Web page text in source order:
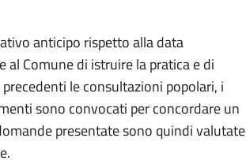
anticipo rispetto alla data
al Comune di istruire la pratica e di
le consultazioni popolari, i
sono convocati per concordare un
presentate sono quindi valutate